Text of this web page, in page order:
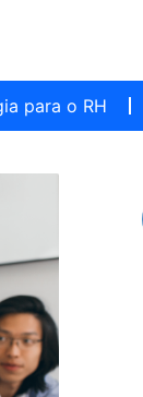
para o RH